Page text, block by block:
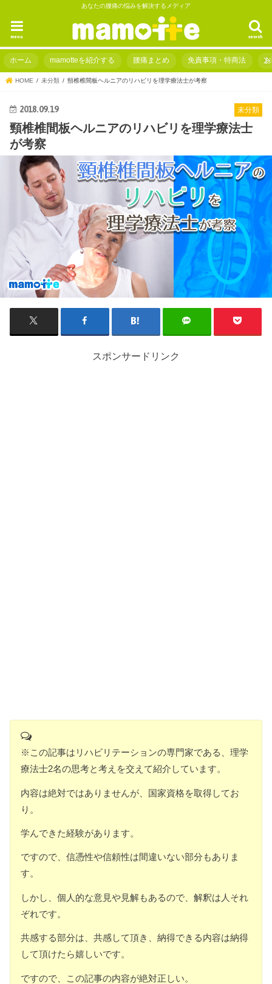
あなたの腰痛の悩みを解決するメディア
search
menu
ホーム mamotteを紹介する 腰痛まとめ 免責事項・特商法
HOME 未分類 頸椎椎間板ヘルニアのリハビリを理学療法士が考察
未分類
2018.09.19
頸椎椎間板ヘルニアのリハビリを理学療法士
が考察
スポンサードリンク
※この記事はリハビリテーションの専門家である、理学
療法士2名の思考と考えを交えて紹介しています。
内容は絶対ではありませんが、国家資格を取得してお
り。
学んできた経験があります。
ですので、信憑性や信頼性は間違いない部分もありま
す。
しかし、個人的な意見や見解もあるので、解釈は人それ
ぞれです。
共感する部分は、共感して頂き、納得できる内容は納得
して頂けたら嬉しいです。
ですので、この記事の内容が絶対正しい。